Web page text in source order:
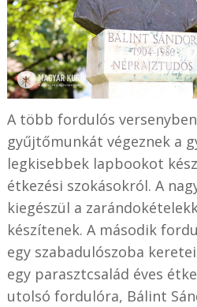
A több fordulós
gyűjtőmunkát végeznek a
legkisebbek lapbookot
étkezési szokásokról. A
kiegészül a
készítenek. A második
egy szabadulószoba
egy parasztcsalád éves
utolsó fordulóra, Bálint